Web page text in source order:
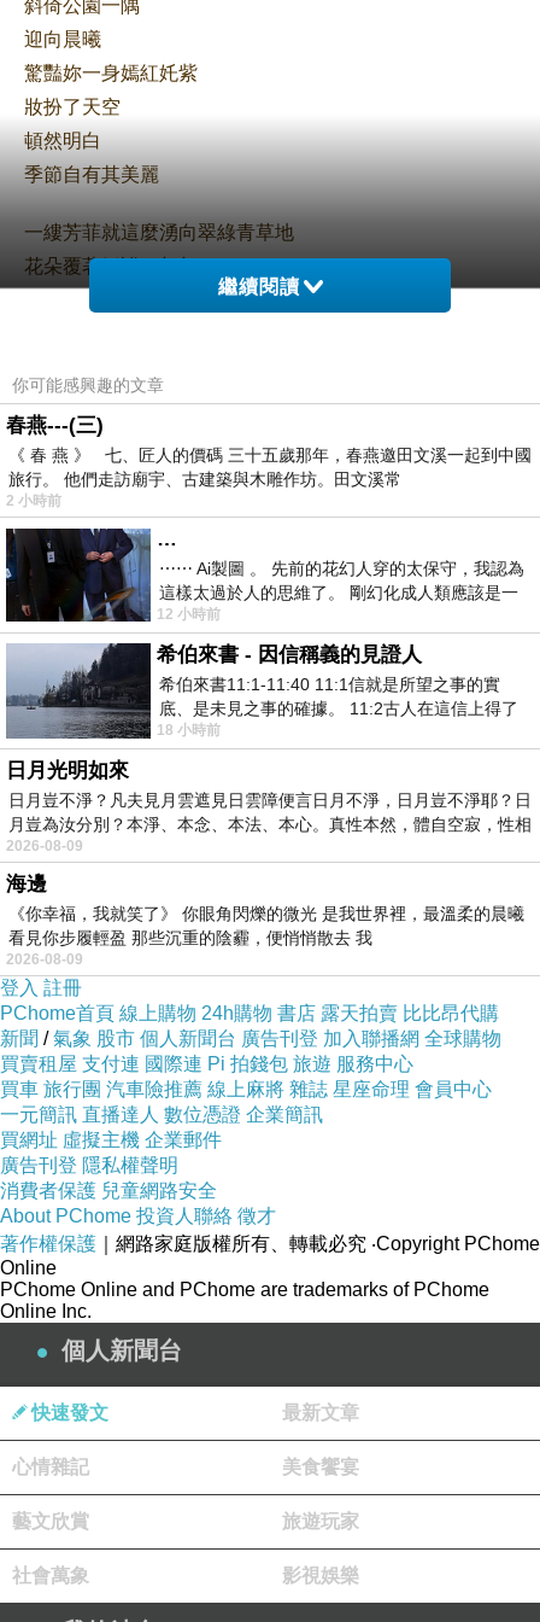
斜倚公園一隅
迎向晨曦
驚豔妳一身嫣紅奼紫
妝扮了天空
頓然明白
季節自有其美麗
一縷芳菲就這麼湧向翠綠青草地
花朵覆著靜謐，翩翩
花蕊由紫逕自轉白
裊娜出幾瓣啼聲
任憑駐足，觀賞
映襯一湖空茫
不禁讚歎上蒼是巧匠
殷殷彩繪了繽紛世界
薰風為前導
繼續閱讀
你可能感興趣的文章
春燕---(三)
《 春 燕 》 七、匠人的價碼 三十五歲那年，春燕邀田文溪一起到中國
旅行。 他們走訪廟宇、古建築與木雕作坊。田文溪常
2 小時前
…
⋯⋯ Ai製圖 。 先前的花幻人穿的太保守，我認為
這樣太過於人的思維了。 剛幻化成人類應該是一
絲不掛吧？ 當然這樣是創不出
12 小時前
希伯來書 - 因信稱義的見證人
希伯來書11:1-11:40 11:1信就是所望之事的實
底、是未見之事的確據。 11:2古人在這信上得了
美好的證據。 11:3我們因着信、就知道
18 小時前
日月光明如來
日月豈不淨？凡夫見月雲遮見日雲障便言日月不淨，日月豈不淨耶？日
月豈為汝分別？本淨、本念、本法、本心。真性本然，體自空寂，性相
2026-08-09
海邊
《你幸福，我就笑了》 你眼角閃爍的微光 是我世界裡，最溫柔的晨曦
看見你步履輕盈 那些沉重的陰霾，便悄悄散去 我
2026-08-09
登入 註冊
PChome首頁 線上購物 24h購物 書店 露天拍賣 比比昂代購
新聞 /氣象 股市 個人新聞台 廣告刊登 加入聯播網 全球購物
買賣租屋 支付連 國際連 Pi 拍錢包 旅遊 服務中心
買車 旅行團 汽車險推薦 線上麻將 雜誌 星座命理 會員中心
一元簡訊 直播達人 數位憑證 企業簡訊
買網址 虛擬主機 企業郵件
廣告刊登 隱私權聲明
消費者保護 兒童網路安全
About PChome 投資人聯絡 徵才
著作權保護 ｜網路家庭版權所有、轉載必究 ‧Copyright PChome
Online
PChome Online and PChome are trademarks of PChome
Online Inc.
個人新聞台
快速發文 最新文章
心情雜記 美食饗宴
藝文欣賞 旅遊玩家
社會萬象 影視娛樂